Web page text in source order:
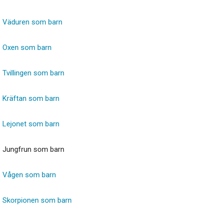
Väduren som barn
Oxen som barn
Tvillingen som barn
Kräftan som barn
Lejonet som barn
Jungfrun som barn
Vågen som barn
Skorpionen som barn